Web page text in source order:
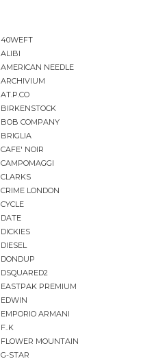
40WEFT
ALIBI
AMERICAN NEEDLE
ARCHIVIUM
AT.P.CO
BIRKENSTOCK
BOB COMPANY
BRIGLIA
CAFE' NOIR
CAMPOMAGGI
CLARKS
CRIME LONDON
CYCLE
DATE
DICKIES
DIESEL
DONDUP
DSQUARED2
EASTPAK PREMIUM
EDWIN
EMPORIO ARMANI
F..K
FLOWER MOUNTAIN
G-STAR